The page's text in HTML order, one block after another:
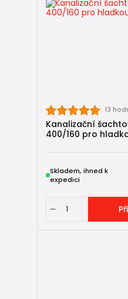
13
Kanalizační
400/160 pro
Skladem, ihned k
expedici